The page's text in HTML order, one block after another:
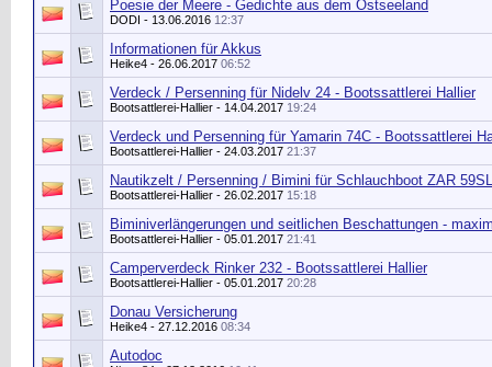
Poesie der Meere - Gedichte aus dem Ostseeland
DODI - 13.06.2016 12:37
Informationen für Akkus
Heike4 - 26.06.2017 06:52
Verdeck / Persenning für Nidelv 24 - Bootssattlerei Hallier
Bootsattlerei-Hallier - 14.04.2017 19:24
Verdeck und Persenning für Yamarin 74C - Bootssattlerei
Bootsattlerei-Hallier - 24.03.2017 21:37
Nautikzelt / Persenning / Bimini für Schlauchboot ZAR 59SL
Bootsattlerei-Hallier - 26.02.2017 15:18
Biminiverlängerungen und seitlichen Beschattungen -
Bootsattlerei-Hallier - 05.01.2017 21:41
Camperverdeck Rinker 232 - Bootssattlerei Hallier
Bootsattlerei-Hallier - 05.01.2017 20:28
Donau Versicherung
Heike4 - 27.12.2016 08:34
Autodoc